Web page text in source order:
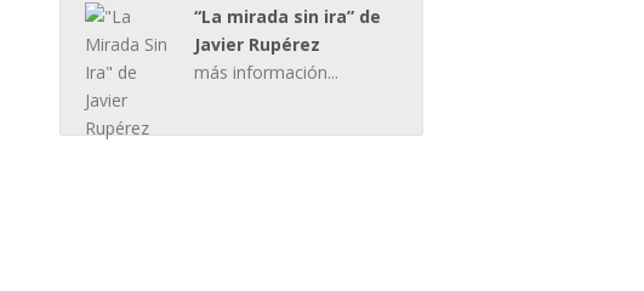
“La mirada sin ira” de
Javier Rupérez
más información...